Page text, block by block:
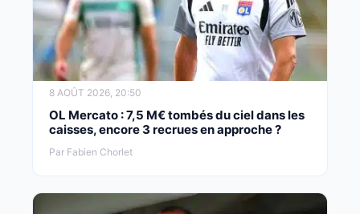
8 AOÛT 2026, 20:50
OL Mercato : 7,5 M€ tombés du ciel dans les
caisses, encore 3 recrues en approche ?
Par Fabien Chorlet